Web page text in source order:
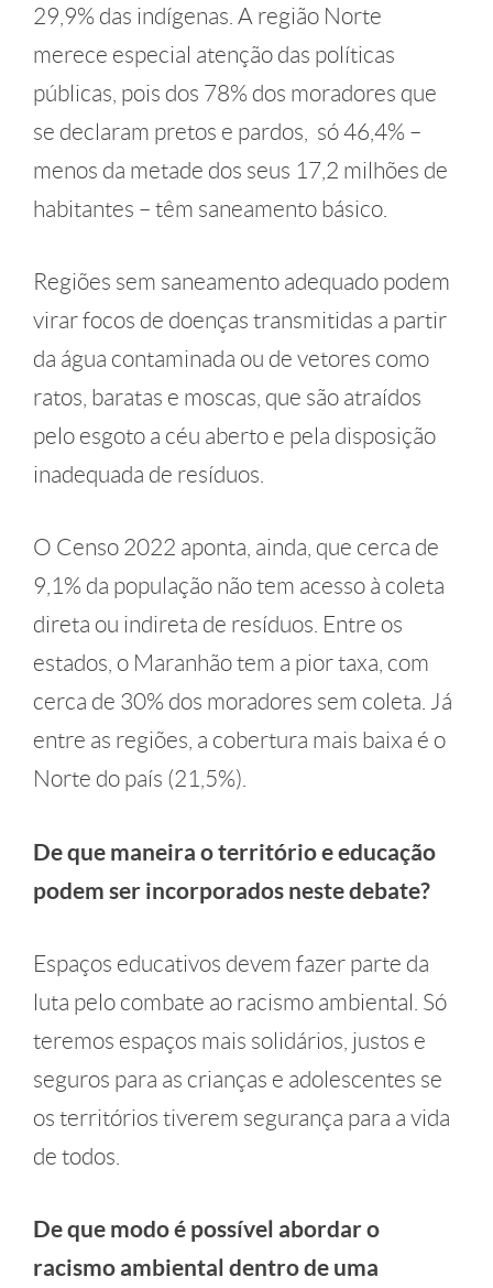
29,9% das indígenas. A região Norte
merece especial atenção das políticas
públicas, pois dos 78% dos moradores que
se declaram pretos e pardos, só 46,4% –
menos da metade dos seus 17,2 milhões de
habitantes – têm saneamento básico.
Regiões sem saneamento adequado podem
virar focos de doenças transmitidas a partir
da água contaminada ou de vetores como
ratos, baratas e moscas, que são atraídos
pelo esgoto a céu aberto e pela disposição
inadequada de resíduos.
O Censo 2022 aponta, ainda, que cerca de
9,1% da população não tem acesso à coleta
direta ou indireta de resíduos. Entre os
estados, o Maranhão tem a pior taxa, com
cerca de 30% dos moradores sem coleta. Já
entre as regiões, a cobertura mais baixa é o
Norte do país (21,5%).
De que maneira o território e educação
podem ser incorporados neste debate?
​Espaços educativos devem fazer parte da
luta pelo combate ao racismo ambiental. Só
teremos espaços mais solidários, justos e
seguros para as crianças e adolescentes se
os territórios tiverem segurança para a vida
de todos.
De que modo é possível abordar o
racismo ambiental dentro de uma